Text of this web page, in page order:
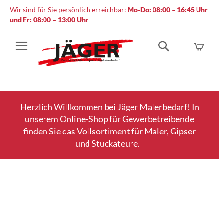
Wir sind für Sie persönlich erreichbar: Mo-Do: 08:00 – 16:45 Uhr
und Fr: 08:00 – 13:00 Uhr
Herzlich Willkommen bei Jäger Malerbedarf! In
unserem Online-Shop für Gewerbetreibende
finden Sie das Vollsortiment für Maler, Gipser
und Stuckateure.